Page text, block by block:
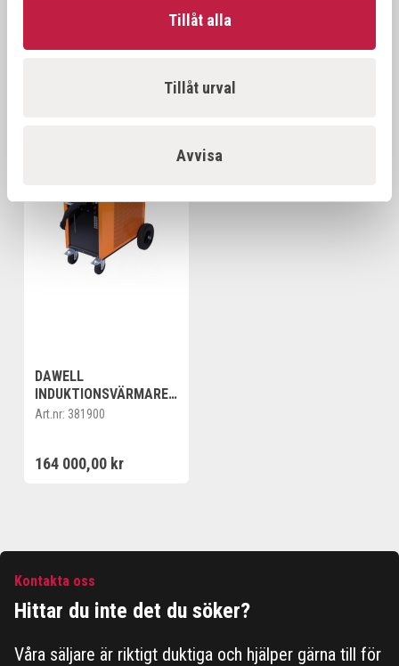
Tillåt alla
Tillåt urval
Avvisa
DAWELL
INDUKTIONSVÄRMARE
MAX 190 19KW 6M
Art.nr: 381900
164 000,00 kr
Kontakta oss
Hittar du inte det du söker?
Våra säljare är riktigt duktiga och hjälper gärna till för